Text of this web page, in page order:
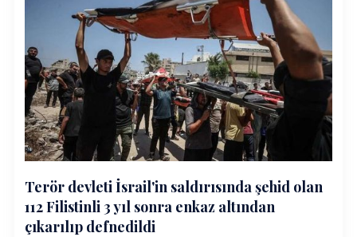
Terör devleti İsrail'in saldırısında şehid olan
112 Filistinli 3 yıl sonra enkaz altından
çıkarılıp defnedildi